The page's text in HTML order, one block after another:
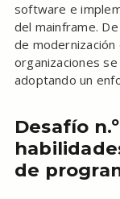
software e
del mainframe.
de
organizaciones
adoptando un
Desafío
de